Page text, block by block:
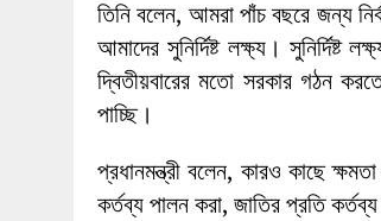
তিনি বলেন, আমরা পাঁচ বছরে জন্য
আমাদের সুনির্দিষ্ট লক্ষ্য।
দ্বিতীয়বারের মতো সরকার গঠন
পাচ্ছি।
প্রধানমন্ত্রী বলেন, কারও কাছে
কর্তব্য পালন করা, জাতির প্রতি